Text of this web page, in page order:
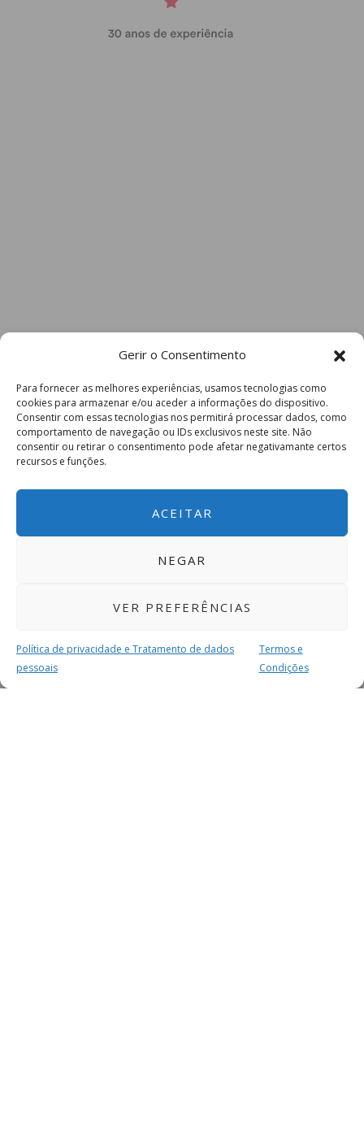
Gerir o Consentimento
Para fornecer as melhores experiências, usamos tecnologias como
cookies para armazenar e/ou aceder a informações do dispositivo.
Consentir com essas tecnologias nos permitirá processar dados, como
comportamento de navegação ou IDs exclusivos neste site. Não
consentir ou retirar o consentimento pode afetar negativamante certos
recursos e funções.
ACEITAR
NEGAR
VER PREFERÊNCIAS
Política de privacidade e Tratamento de dados
pessoais
Termos e
Condições